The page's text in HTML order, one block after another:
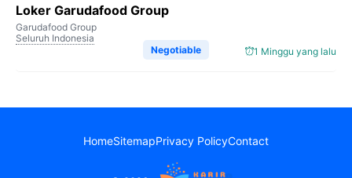
Loker Garudafood Group
Garudafood Group
Seluruh Indonesia
1 Minggu yang lalu
Negotiable
HomeSitemapPrivacy PolicyContact